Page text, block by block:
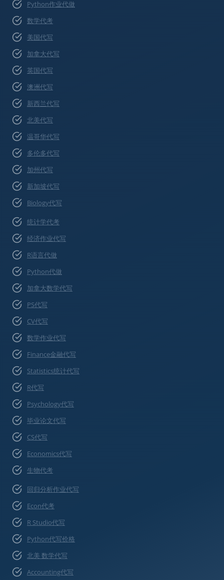
Python作业代做
数学代考
美国代写
加拿大代写
英国代写
澳洲代写
新西兰代写
北美代写
温哥华代写
多伦多代写
加州代写
新加坡代写
Biology代写
统计学代考
经济作业代写
R语言代做
Python代做
加拿大数学代写
PS代写
CV代写
数学作业代写
Finance金融代写
Statistics统计代写
R代写
Psychology代写
毕业论文代写
CS代写
Economics代写
生物代考
回归分析作业代写
Econ代考
R Studio代写
Python代写价格
北美 数学代写
Accounting代写